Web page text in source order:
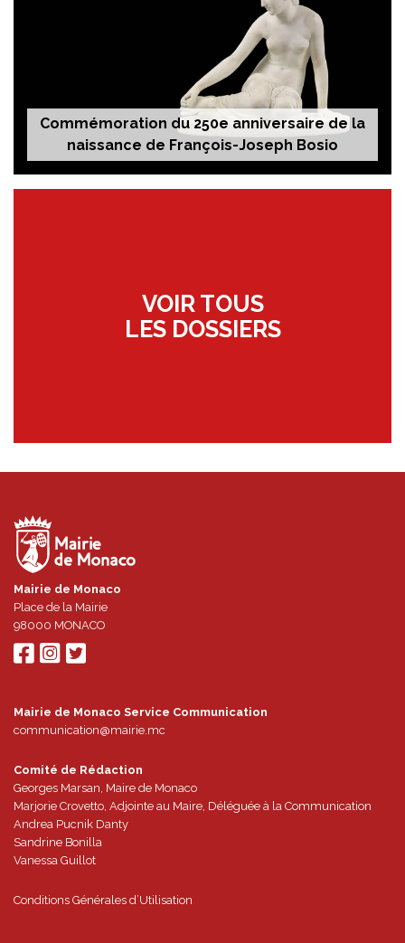
Commémoration du 250e anniversaire de la
naissance de François-Joseph Bosio
VOIR TOUS
LES DOSSIERS
Mairie de Monaco
Place de la Mairie
98000 MONACO
Mairie de Monaco Service Communication
communication@mairie.mc
Comité de Rédaction
Georges Marsan, Maire de Monaco
Marjorie Crovetto, Adjointe au Maire, Déléguée à la Communication
Andrea Pucnik Danty
Sandrine Bonilla
Vanessa Guillot
Conditions Générales d’Utilisation